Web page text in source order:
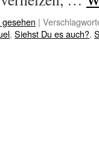
|
, Siehst Du es auch?,